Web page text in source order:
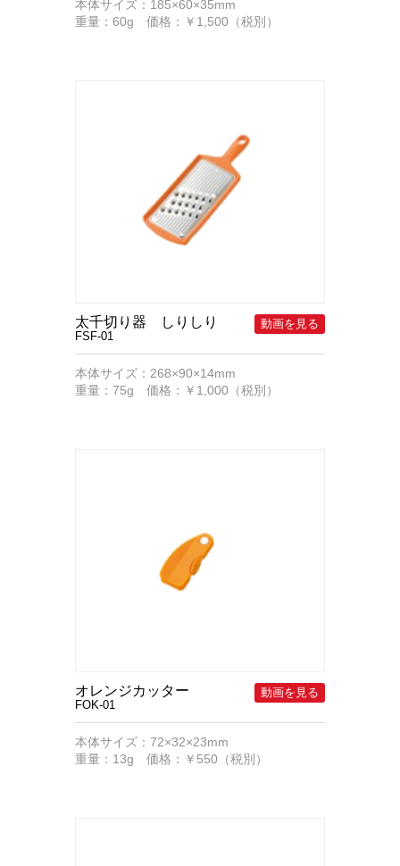
本体サイズ：185×60×35mm
重量：60g 価格：￥1,500（税別）
太千切り器 しりしり
FSF-01
本体サイズ：268×90×14mm
重量：75g 価格：￥1,000（税別）
オレンジカッター
FOK-01
本体サイズ：72×32×23mm
重量：13g 価格：￥550（税別）